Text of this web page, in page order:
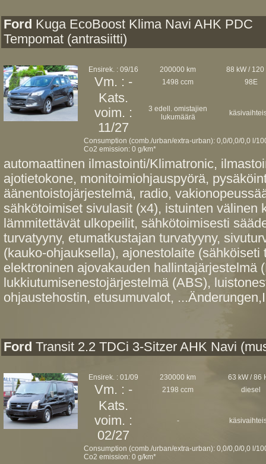
Ford Kuga EcoBoost Klima Navi AHK PDC
Tempomat (antrasiitti)
Ensirek. : 09/16 200000 km 88 kW / 120
Vm. : - 1498 ccm 98E
Kats.
voim. :
11/27
3 edell. omistajien
lukumäärä
Consumption (comb./urban/extra-urban): 0,0/0,0/0,0 l/
Co2 emission: 0 g/km*
automaattinen ilmastointi/Klimatronic,
ajotietokone, monitoimiohjauspyörä,
äänentoistojärjestelmä, radio,
sähkötoimiset sivulasit (x4), istuinten välinen
lämmitettävät ulkopeilit, sähkötoimisesti
turvatyyny, etumatkustajan turvatyyny,
(kauko-ohjauksella), ajonestolaite (sähköiseti
elektroninen ajovakauden hallintajärjestelmä
lukkiutumisenestojärjestelmä (ABS),
ohjaustehostin, etusumuvalot,
Ford Transit 2.2 TDCi 3-Sitzer AHK Navi
Ensirek. : 01/09 230000 km 63 kW / 86
Vm. : - 2198 ccm diesel
Kats.
voim. :
02/27
-
Consumption (comb./urban/extra-urban): 0,0/0,0/0,0 l/
Co2 emission: 0 g/km*